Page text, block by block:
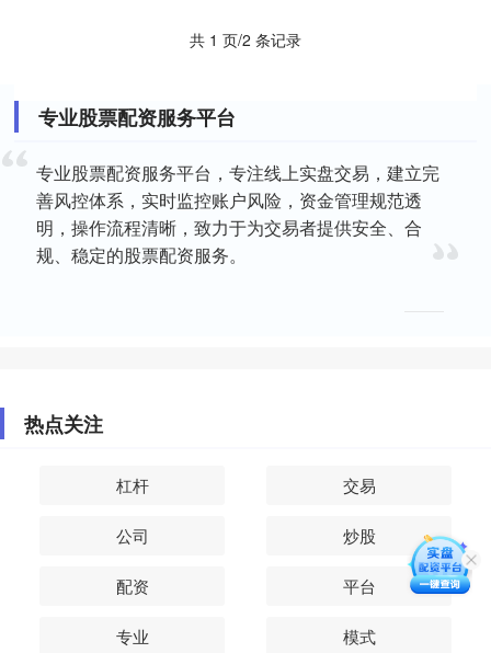
共 1 页/2 条记录
专业股票配资服务平台
专业股票配资服务平台，专注线上实盘交易，建立完
善风控体系，实时监控账户风险，资金管理规范透
明，操作流程清晰，致力于为交易者提供安全、合
规、稳定的股票配资服务。
热点关注
杠杆 交易
公司 炒股
配资 平台
专业 模式